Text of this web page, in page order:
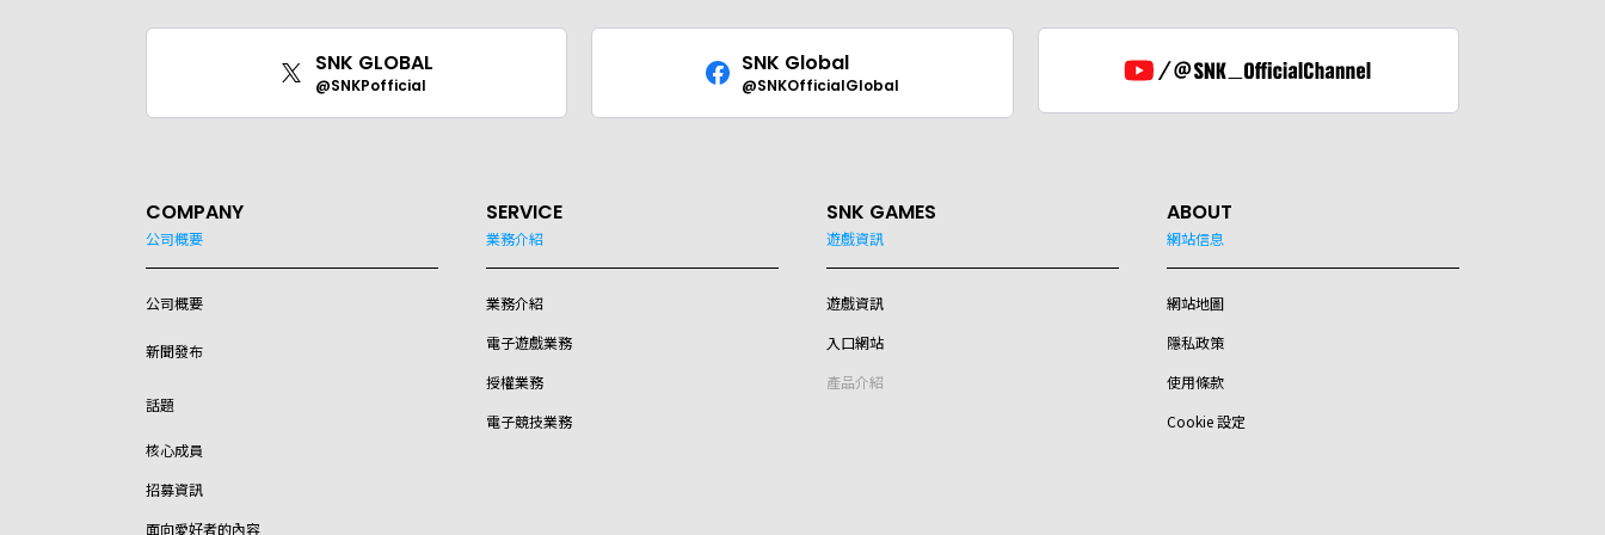
SNK GLOBAL
@SNKPofficial
SNK Global
@SNKOfficialGlobal
COMPANY
公司概要
公司概要
新聞發布
話題
核心成員
招募資訊
面向愛好者的內容
SERVICE
業務介紹
業務介紹
電子遊戲業務
授權業務
電子競技業務
SNK GAMES
遊戲資訊
遊戲資訊
入口網站
產品介紹
ABOUT
網站信息
網站地圖
隱私政策
使用條款
Cookie 設定